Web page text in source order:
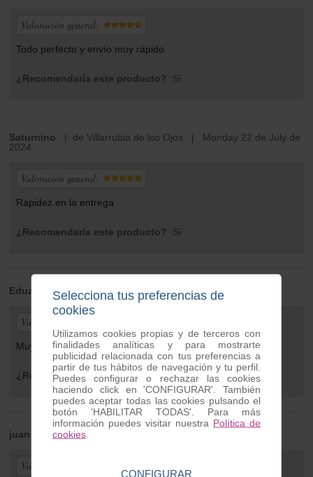
Valoración general:
Todo perfecto y envío muy rápido
¿Recomendaría este producto? Sí
Saturnino | de Villarrubia de los Ojos | Monday 22 de July de
2024
Valoración general:
Rapidez en la entrega
¿Recomendaría este producto? Sí
Eduardo | de Sevilla | Wednesday 21 de April de 2021
Valoración general:
Muy bueno, todo lo recibido esta muy bien, gracias.
¿Recomendaría este producto?Sí
juan carlos| de Palencia | Tuesday 28 de July de 2020
Valoración general:
Selecciona tus preferencias de
cookies
Utilizamos cookies propias y de terceros con
finalidades analíticas y para mostrarte
publicidad relacionada con tus preferencias a
partir de tus hábitos de navegación y tu perfil.
Puedes configurar o rechazar las cookies
haciendo click en 'CONFIGURAR'. También
puedes aceptar todas las cookies pulsando el
botón 'HABILITAR TODAS'. Para más
información puedes visitar nuestra Política de
cookies.
CONFIGURAR